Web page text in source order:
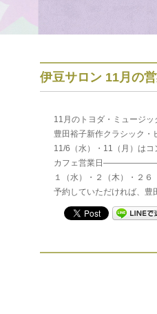
伊豆サロン 11月の営
11月のトヨダ・ミュージ
豊田裕子新作クラシック
11/6（水）・11（月）はコ
カフェ営業日
１（水）・２（木）・２６
予約していただければ、